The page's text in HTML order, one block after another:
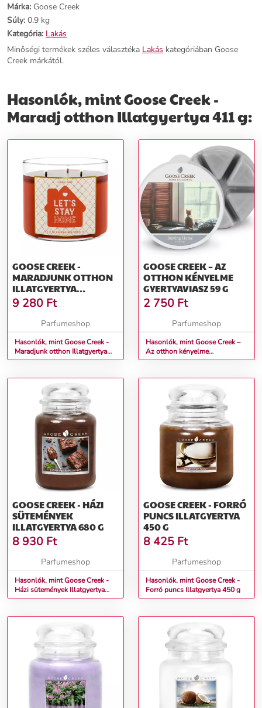
Márka: Goose Creek
Súly: 0.9 kg
Kategória: Lakás
Minőségi termékek széles választéka Lakás kategóriában Goose
Creek márkától.
Hasonlók, mint Goose Creek -
Maradj otthon Illatgyertya 411 g:
GOOSE CREEK -
MARADJUNK OTTHON
ILLATGYERTYA
ÜVEGBEN 411 G
9 280 Ft
Parfumeshop
Hasonlók, mint Goose Creek -
Maradjunk otthon Illatgyertya
üvegben 411 g
GOOSE CREEK – AZ
OTTHON KÉNYELME
GYERTYAVIASZ 59 G
2 750 Ft
Parfumeshop
Hasonlók, mint Goose Creek –
Az otthon kényelme
Gyertyaviasz 59 g
GOOSE CREEK - HÁZI
SÜTEMÉNYEK
ILLATGYERTYA 680 G
8 930 Ft
Parfumeshop
Hasonlók, mint Goose Creek -
Házi sütemények Illatgyertya
680 g
GOOSE CREEK - FORRÓ
PUNCS ILLATGYERTYA
450 G
8 425 Ft
Parfumeshop
Hasonlók, mint Goose Creek -
Forró puncs Illatgyertya 450 g